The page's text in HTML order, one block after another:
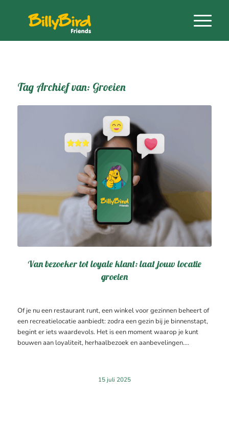
Tag Archief van: Groeien
Van bezoeker tot loyale klant: laat jouw locatie
groeien
Of je nu een restaurant runt, een winkel voor gezinnen beheert of
een recreatielocatie aanbiedt: zodra een gezin bij je binnenstapt,
begint er iets waardevols. Het is een moment waarop je kunt
bouwen aan loyaliteit, herhaalbezoek en aanbevelingen.…
15 juli 2025